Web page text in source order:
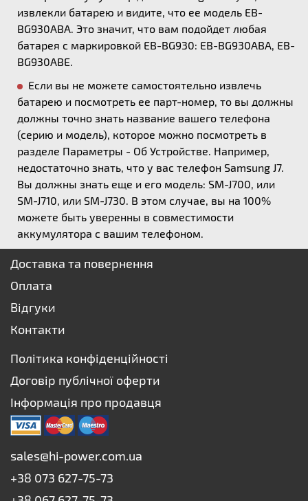
извлекли батарею и видите, что ее модель EB-
BG930ABA. Это значит, что вам подойдет любая
батарея с маркировкой EB-BG930: EB-BG930ABA, EB-
BG930ABE.
Если вы не можете самостоятельно извлечь
батарею и посмотреть ее парт-номер, то вы должны
должны точно знать название вашего телефона
(серию и модель), которое можно посмотреть в
разделе Параметры - Об Устройстве. Например,
недостаточно знать, что у вас телефон Samsung J7.
Вы должны знать еще и его модель: SM-J700, или
SM-J710, или SM-J730. В этом случае, вы на 100%
можете быть уверенны в совместимости
аккумулятора с вашим телефоном.
Доставка та повернення
Оплата
Відгуки
Контакти
Політика конфіденційності
Договір публічної оферти
Інформація про продавця
sales@hi-power.com.ua
+38 073 627-75-73